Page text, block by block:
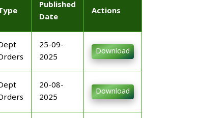
Published
Date
Actions
25-09-
2025
Download
20-08-
2025
Download